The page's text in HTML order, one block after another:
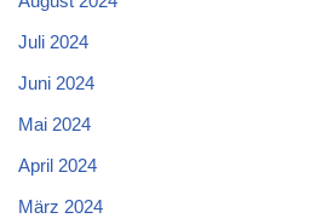
Juli 2024
Juni 2024
Mai 2024
April 2024
März 2024